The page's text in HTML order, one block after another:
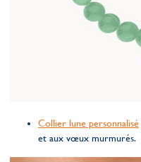
Collier lune personnalisé
et aux vœux murmurés.